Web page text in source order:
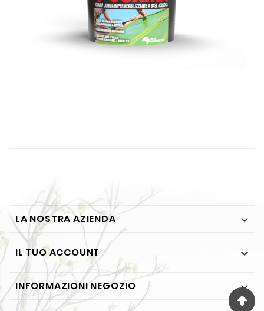
LA NOSTRA AZIENDA 
IL TUO ACCOUNT 
INFORMAZIONI NEGOZIO 